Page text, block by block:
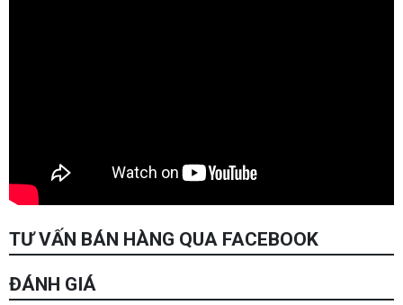
TƯ VẤN BÁN HÀNG QUA FACEBOOK
ĐÁNH GIÁ